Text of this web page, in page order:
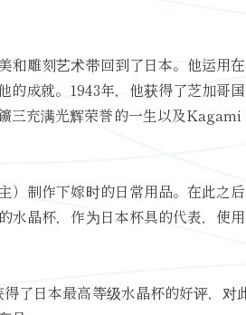
和雕刻艺术带回到了日本。他运用
成就。1943年，他获得了芝加哥
三充满光辉荣誉的一生以及
制作下嫁时的日常用品。在此之
水晶杯，作为日本杯具的代表，使
了日本最高等级水晶杯的好评，